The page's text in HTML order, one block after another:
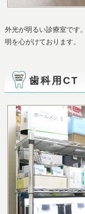
外光が明るい診療室です
明を心がけております。
歯科用CT